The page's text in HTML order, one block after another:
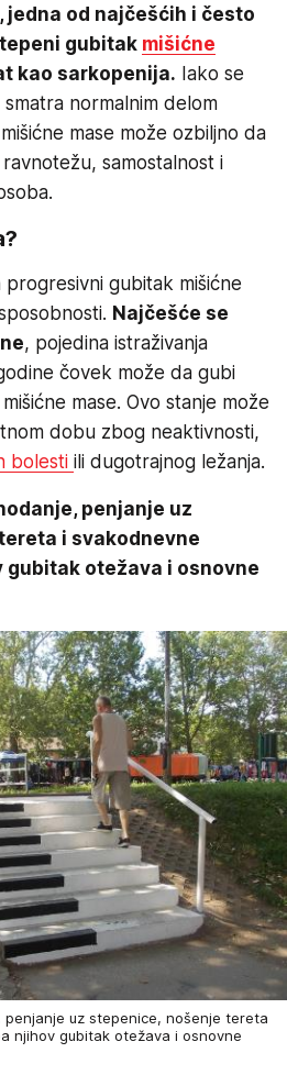
jedna od najčešćih i često
gubitak mišićne
kao sarkopenija. Iako se
normalnim delom
mase može ozbiljno da
samostalnost i
progresivni gubitak mišićne
Najčešće se
, pojedina istraživanja
čovek može da gubi
mase. Ovo stanje može
dobu zbog neaktivnosti,
bolesti ili dugotrajnog ležanja.
penjanje uz
i svakodnevne
otežava i osnovne
penjanje uz stepenice, nošenje tereta
njihov gubitak otežava i osnovne